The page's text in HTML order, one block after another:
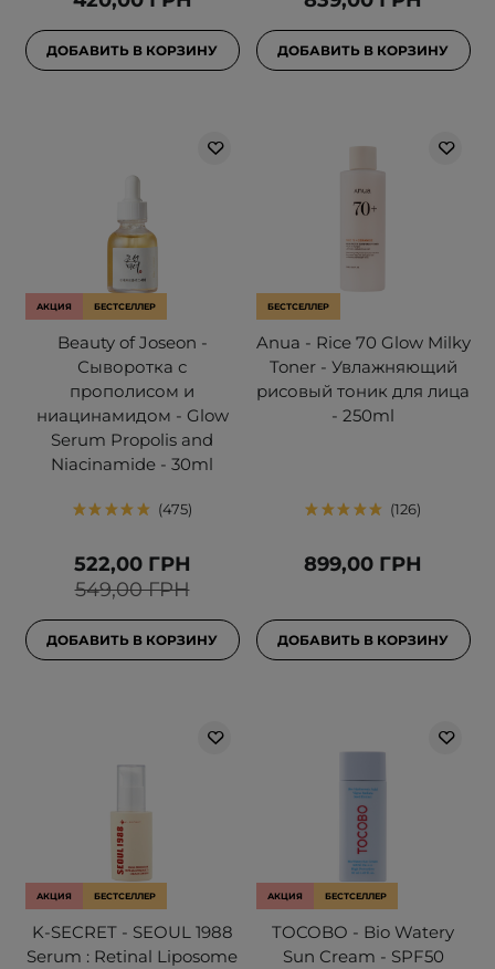
ДОБАВИТЬ В КОРЗИНУ ДОБАВИТЬ В КОРЗИНУ
АКЦИЯ БЕСТСЕЛЛЕР
Beauty of Joseon -
Сыворотка с
прополисом и
ниацинамидом - Glow
Serum Propolis and
Niacinamide - 30ml
475
549,00 ГРН
522,00 ГРН
ДОБАВИТЬ В КОРЗИНУ
БЕСТСЕЛЛЕР
Anua - Rice 70 Glow Milky
Toner - Увлажняющий
рисовый тоник для лица
- 250ml
126
899,00 ГРН
ДОБАВИТЬ В КОРЗИНУ
АКЦИЯ БЕСТСЕЛЛЕР
K-SECRET - SEOUL 1988
Serum : Retinal Liposome
АКЦИЯ БЕСТСЕЛЛЕР
TOCOBO - Bio Watery
Sun Cream - SPF50